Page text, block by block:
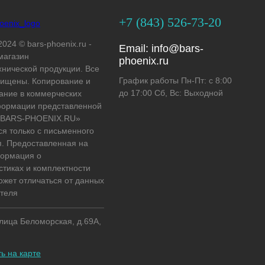
© bars-phoenix.ru -
продукции. Все
Копирование и
в коммерческих
представленной
PHOENIX.RU»
только с письменного
Предоставленная на
о
и комплектности
отличаться от данных
Беломорская, д.69А,
на карте
+7 (843) 526-73-20
Email: info@bars-
phoenix.ru
График работы Пн-Пт: с 8:00
до 17:00 Сб, Вс: Выходной